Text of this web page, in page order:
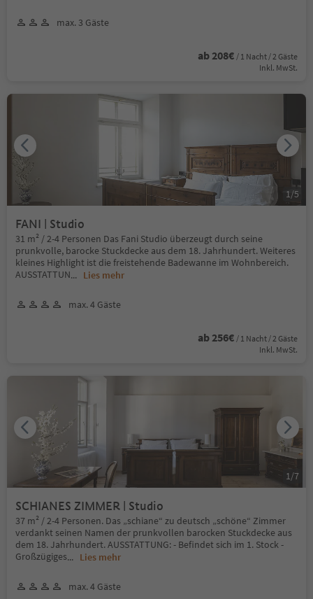
max. 3 Gäste
ab 208€ / 1 Nacht / 2 Gäste
Inkl. MwSt.
FANI | Studio
31 m² / 2-4 Personen Das Fani Studio überzeugt durch seine
prunkvolle, barocke Stuckdecke aus dem 18. Jahrhundert. Weiteres
kleines Highlight ist die freistehende Badewanne im Wohnbereich.
AUSSTATTUN... Lies mehr
max. 4 Gäste
ab 256€ / 1 Nacht / 2 Gäste
Inkl. MwSt.
1/5
SCHIANES ZIMMER | Studio
37 m² / 2-4 Personen. Das „schiane“ zu deutsch „schöne“ Zimmer
verdankt seinen Namen der prunkvollen barocken Stuckdecke aus
dem 18. Jahrhundert. AUSSTATTUNG: - Beﬁndet sich im 1. Stock -
Großzügiges... Lies mehr
max. 4 Gäste
1 /7